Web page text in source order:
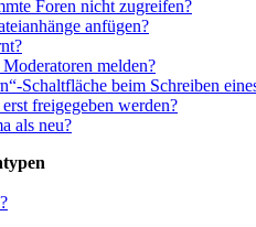
Foren nicht zugreifen?
anfügen?
melden?
Schaltfläche beim Schreiben
freigegeben werden?
als neu?